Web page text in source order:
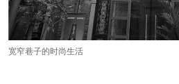
宽窄巷子的时尚生活